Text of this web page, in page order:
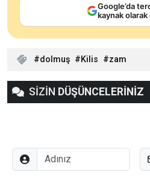
Google’da
kaynak olarak
dolmuş Kilis zam
SİZİN DÜŞÜNCELERİNİZ
Adınız